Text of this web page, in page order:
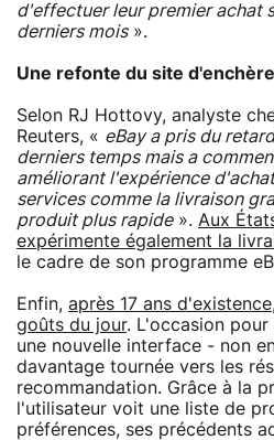
d'effectuer leur premier achat
derniers mois».
Une refonte du site
Selon RJ Hottovy, analyste
Reuters, « eBay a pris du
derniers temps mais a
améliorant l'expérience
services comme la livraison
produit plus rapide». Aux
expérimente également la
le cadre de son programme
Enfin, après 17 ans
goûts du jour. L'occasion
une nouvelle interface - non
davantage tournée vers les
recommandation. Grâce à la
l'utilisateur voit une liste de
préférences, ses précédents